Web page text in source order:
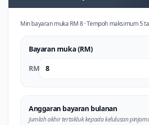
Min bayaran muka RM 8 · Tempoh maksimum 5
Bayaran muka (RM)
RM
Anggaran bayaran bulanan
Jumlah akhir tertakluk kepada kelulusan